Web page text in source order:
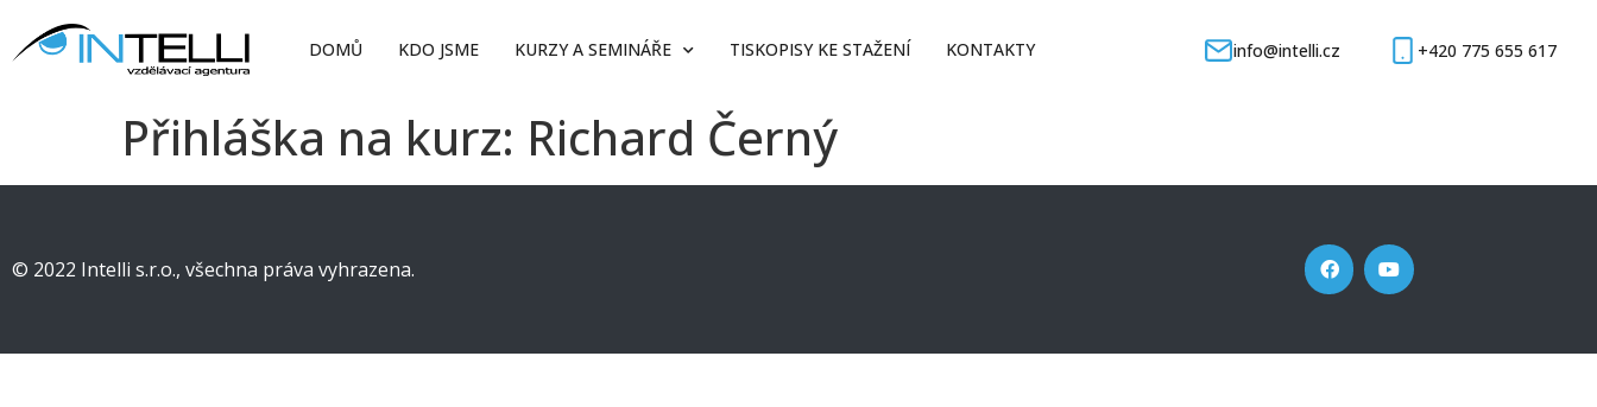
DOMŮ KDO JSME KURZY A SEMINÁŘE TISKOPISY KE STAŽENÍ KONTAKTY info@intelli.cz +420 775 655 617
Přihláška na kurz: Richard Černý
© 2022 Intelli s.r.o., všechna práva vyhrazena.